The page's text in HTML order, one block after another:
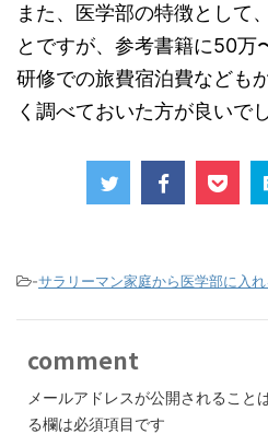
また、医学部の特徴として
とですが、参考書籍に50万
研修での旅費宿泊費なども
く調べておいた方が良いで
-サラリーマン家庭から医学部に入
comment
メールアドレスが公開されること
る欄は必須項目です